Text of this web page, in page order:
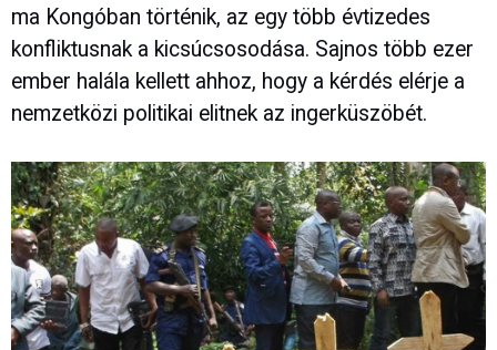
ma Kongóban történik, az egy több évtizedes
konfliktusnak a kicsúcsosodása. Sajnos több ezer
ember halála kellett ahhoz, hogy a kérdés elérje a
nemzetközi politikai elitnek az ingerküszöbét.